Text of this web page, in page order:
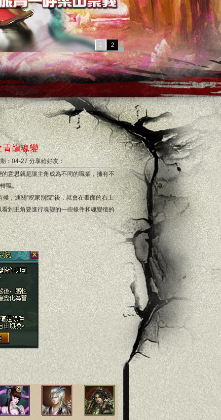
1 2
青龍魂變
：04-27 分享給好友：
意思就是讓主角成為不同的職業，擁有不
職。
通關“祝家別院”後，就會在畫面的右上
到主角要進行魂變的一些條件和魂變後的